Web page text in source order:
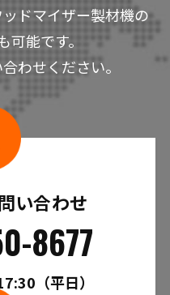
ドマイザー製材機の
可能です。
わせください。
い合わせ
8677
（平日）